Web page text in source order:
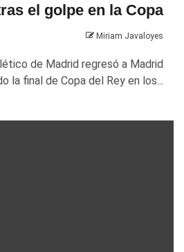
el golpe en la Copa
Miriam Javaloyes
de Madrid regresó a Madrid
la final de Copa del Rey en los...